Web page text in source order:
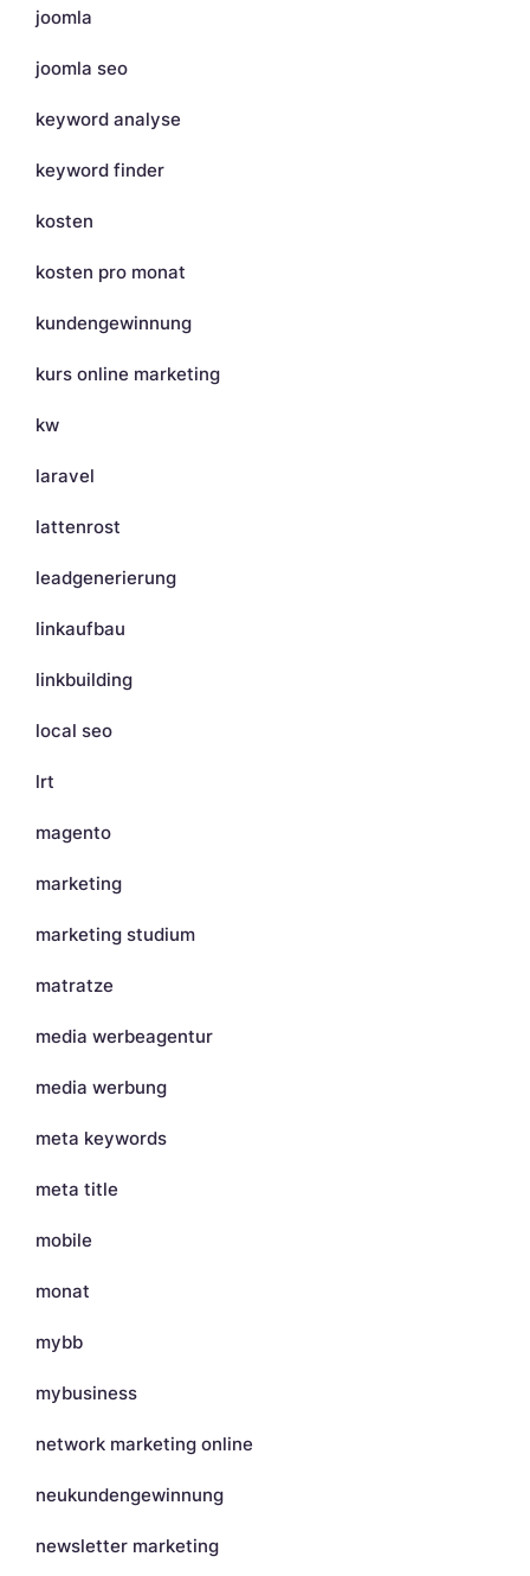
joomla
joomla seo
keyword analyse
keyword finder
kosten
kosten pro monat
kundengewinnung
kurs online marketing
kw
laravel
lattenrost
leadgenerierung
linkaufbau
linkbuilding
local seo
lrt
magento
marketing
marketing studium
matratze
media werbeagentur
media werbung
meta keywords
meta title
mobile
monat
mybb
mybusiness
network marketing online
neukundengewinnung
newsletter marketing